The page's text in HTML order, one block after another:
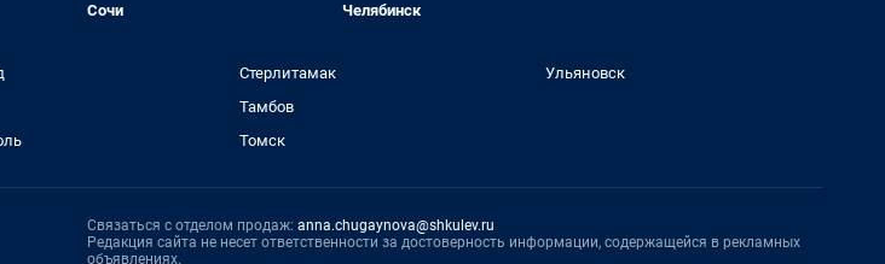
Сочи
Челябинск
Стерлитамак
Тамбов
Томск
Ульяновск
Связаться с отделом продаж: anna.chugaynova@shkulev.ru
Редакция сайта не несет ответственности за достоверность информации, содержащейся в рекламных
объявлениях.